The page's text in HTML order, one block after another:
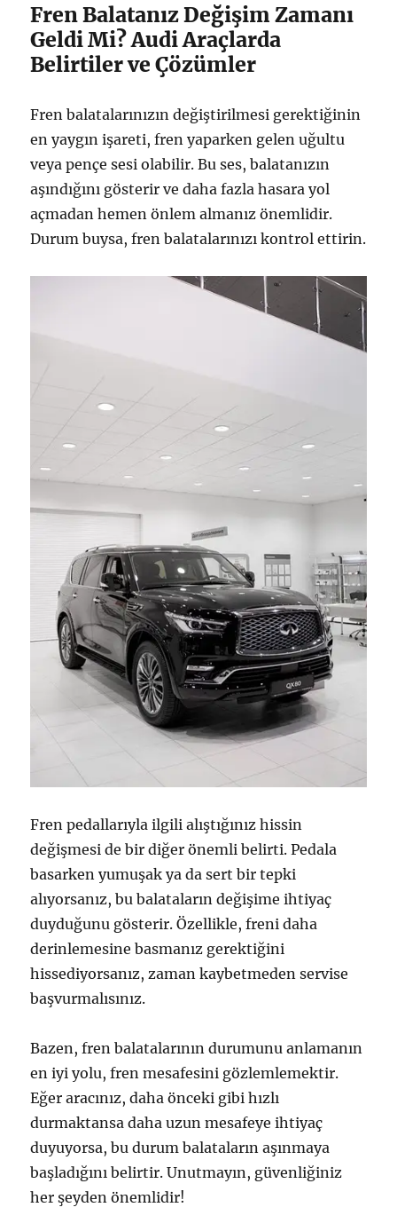
Fren Balatanız Değişim Zamanı
Geldi Mi? Audi Araçlarda
Belirtiler ve Çözümler
Fren balatalarınızın değiştirilmesi gerektiğinin
en yaygın işareti, fren yaparken gelen uğultu
veya pençe sesi olabilir. Bu ses, balatanızın
aşındığını gösterir ve daha fazla hasara yol
açmadan hemen önlem almanız önemlidir.
Durum buysa, fren balatalarınızı kontrol ettirin.
Fren pedallarıyla ilgili alıştığınız hissin
değişmesi de bir diğer önemli belirti. Pedala
basarken yumuşak ya da sert bir tepki
alıyorsanız, bu balataların değişime ihtiyaç
duyduğunu gösterir. Özellikle, freni daha
derinlemesine basmanız gerektiğini
hissediyorsanız, zaman kaybetmeden servise
başvurmalısınız.
Bazen, fren balatalarının durumunu anlamanın
en iyi yolu, fren mesafesini gözlemlemektir.
Eğer aracınız, daha önceki gibi hızlı
durmaktansa daha uzun mesafeye ihtiyaç
duyuyorsa, bu durum balataların aşınmaya
başladığını belirtir. Unutmayın, güvenliğiniz
her şeyden önemlidir!